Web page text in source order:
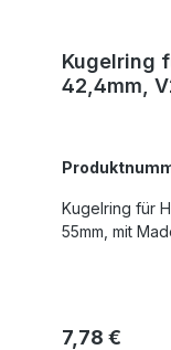
Kugelring
42,4mm,
Kugelring für
55mm, mit
Regulärer
7,78 €